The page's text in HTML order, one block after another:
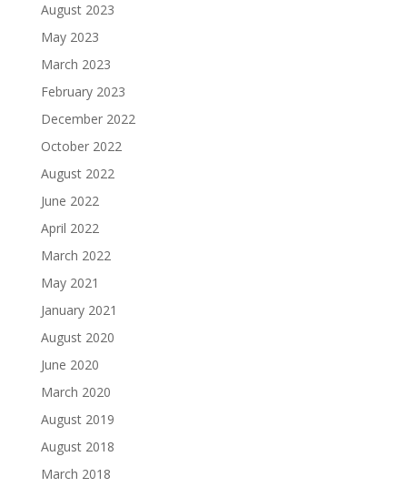
August 2023
May 2023
March 2023
February 2023
December 2022
October 2022
August 2022
June 2022
April 2022
March 2022
May 2021
January 2021
August 2020
June 2020
March 2020
August 2019
August 2018
March 2018